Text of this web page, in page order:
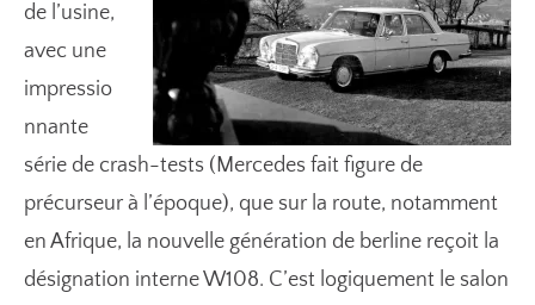
de l’usine,
avec une
impressio
nnante
série de crash-tests (Mercedes fait figure de
précurseur à l’époque), que sur la route, notamment
en Afrique, la nouvelle génération de berline reçoit la
désignation interne W108. C’est logiquement le salon